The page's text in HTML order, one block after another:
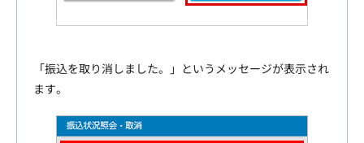
「振込を取り消しました。」というメッセージが表示され
ます。